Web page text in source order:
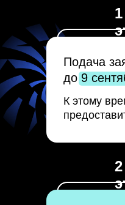
1
2
К этому
Подача
до 9